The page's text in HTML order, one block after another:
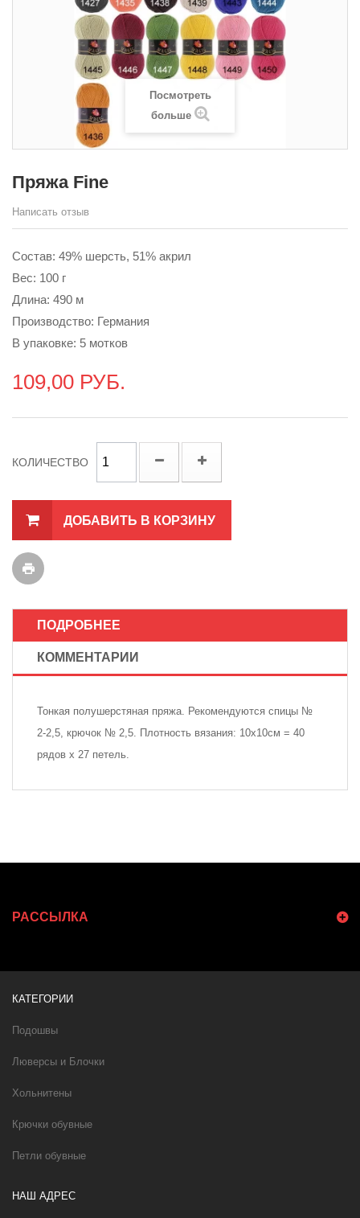
Посмотреть
больше
Пряжа Fine
Написать отзыв
Состав: 49% шерсть, 51% акрил
Вес: 100 г
Длина: 490 м
Производство: Германия
В упаковке: 5 мотков
109,00 РУБ.
КОЛИЧЕСТВО
ДОБАВИТЬ В КОРЗИНУ
ПОДРОБНЕЕ
КОММЕНТАРИИ
Тонкая полушерстяная пряжа. Рекомендуются спицы №
2-2,5, крючок № 2,5. Плотность вязания: 10х10см = 40
рядов х 27 петель.
РАССЫЛКА
КАТЕГОРИИ
Подошвы
Люверсы и Блочки
Хольнитены
Крючки обувные
Петли обувные
НАШ АДРЕС